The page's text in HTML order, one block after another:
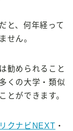
と、何年経って
せん。
勧められること
くの大学・類似
とができます。
リクナビNEXT ・